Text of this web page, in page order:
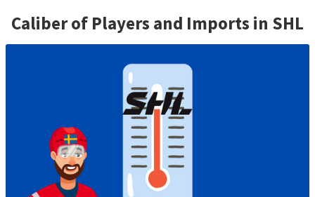
Caliber of Players and Imports in SHL